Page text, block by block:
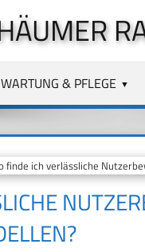
WARTUNG & PFLEGE
finde ich verlässliche